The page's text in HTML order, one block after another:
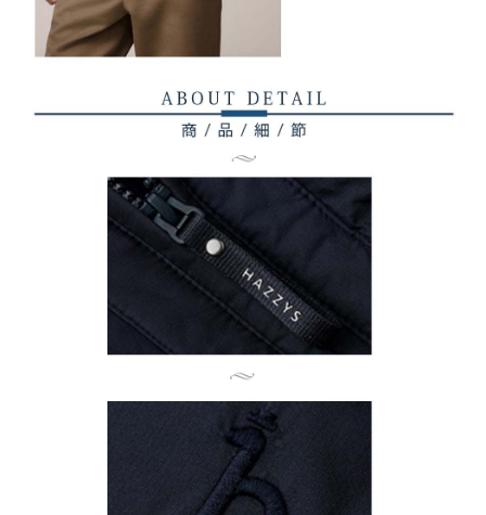
ームページの『個人情報の収集、処理及び利用に関する声明』をご参照く
ださい（https://aftee.tw/privacypolicy/
ります。支払い期限を過ぎた場合、その金額に基づいて年利20%の遅延滞
納金が加算されます。未成年の利用者は、事前に法定代理人または後見人
の同意を得ればAFTEEをご利用いただけます。
個人情報の処理、利用について疑問がある、または関連する法律の権利を
行使したい場合は、ネットプロテクションズ
cs_tw@netprotections.co.jp
にご連絡ください。上記に示した個人情報を、必要な購入注文書とあわせ
てAFTEEにご提供いただく、またはAFTEEにあなたの個人情報の収集、処
理、利用を許可することににご同意いただけない場合は、当サービスを選